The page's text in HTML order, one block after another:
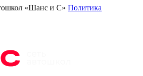
«Шанс и С» Политика